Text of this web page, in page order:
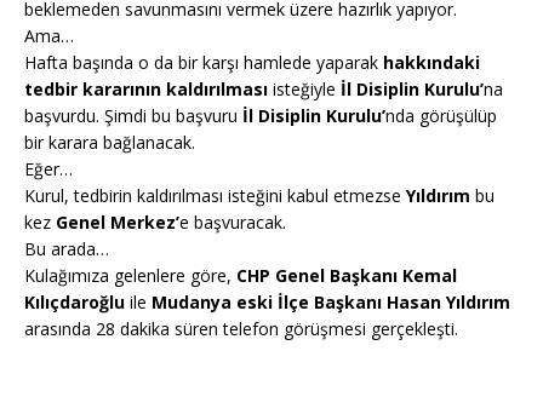
beklemeden savunmasını vermek üzere hazırlık yapıyor.
Ama…
Hafta başında o da bir karşı hamlede yaparak hakkındaki
tedbir kararının kaldırılması isteğiyle İl Disiplin Kurulu’na
başvurdu. Şimdi bu başvuru İl Disiplin Kurulu’nda görüşülüp
bir karara bağlanacak.
Eğer…
Kurul, tedbirin kaldırılması isteğini kabul etmezse Yıldırım bu
kez Genel Merkez’e başvuracak.
Bu arada…
Kulağımıza gelenlere göre, CHP Genel Başkanı Kemal
Kılıçdaroğlu ile Mudanya eski İlçe Başkanı Hasan Yıldırım
arasında 28 dakika süren telefon görüşmesi gerçekleşti.